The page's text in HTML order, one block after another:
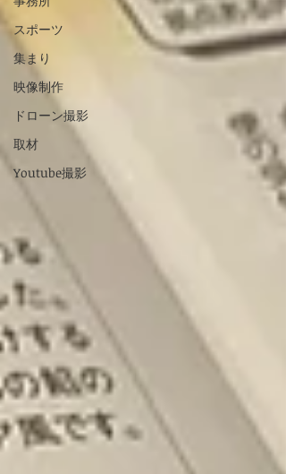
スポーツ
集まり
映像制作
ドローン撮影
取材
Youtube撮影